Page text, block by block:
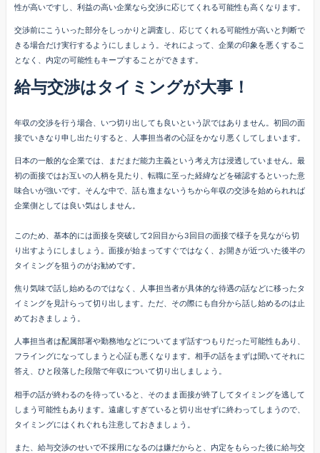
性が高いですし、利益の高い企業なら交渉に応じてくれる可能性も高くなります。
交渉前にこういった部分をしっかりと調査し、応じてくれる可能性が高いと判断で
きる場合だけ実行するようにしましょう。それによって、企業の印象を悪くするこ
となく、内定の可能性もキープすることができます。
給与交渉はタイミングが大事！
年収の交渉を行う場合、いつ切り出しても良いという訳ではありません。初回の面
接でいきなり申し出たりすると、人事担当者の心証をかなり悪くしてしまいます。
日本の一般的な企業では、まだまだ能力主義という考え方は浸透していません。最
初の面接ではお互いの人柄を見たり、転職に至った経緯などを確認するといった意
味合いが強いです。そんな中で、話も進まないうちから年収の交渉を始められれば
企業側としては良い気はしません。
このため、基本的には面接を突破して2回目から3回目の面接で様子を見ながら切
り出すようにしましょう。面接が始まってすぐではなく、お開きが近づいた後半の
タイミングを狙うのがお勧めです。
焦り気味で話し始めるのではなく、人事担当者が具体的な待遇の話などに移ったタ
イミングを見計らって切り出します。ただ、その際にも自分から話し始めるのは止
めておきましょう。
人事担当者は配属部署や勤務地などについてまず話すつもりだった可能性もあり、
フライングになってしまうと心証も悪くなります。相手の話をまずは聞いてそれに
答え、ひと段落した段階で年収について切り出しましょう。
相手の話が終わるのを待っていると、そのまま面接が終了してタイミングを逃して
しまう可能性もあります。遠慮しすぎていると切り出せずに終わってしまうので、
タイミングにはくれぐれも注意しておきましょう。
また、給与交渉のせいで不採用になるのは嫌だからと、内定をもらった後に給与交